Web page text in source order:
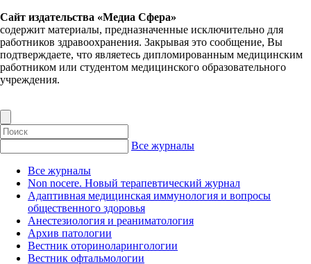
Сайт издательства «Медиа Сфера»
содержит материалы, предназначенные исключительно для
работников здравоохранения. Закрывая это сообщение, Вы
подтверждаете, что являетесь дипломированным медицинским
работником или студентом медицинского образовательного
учреждения.
Все журналы
Все журналы
Non nocere. Новый терапевтический журнал
Адаптивная медицинская иммунология и вопросы
общественного здоровья
Анестезиология и реаниматология
Архив патологии
Вестник оториноларингологии
Вестник офтальмологии